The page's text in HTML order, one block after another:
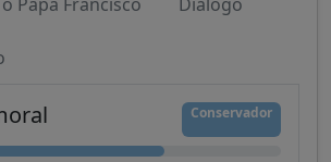
Conservador